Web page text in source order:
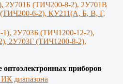
2У701Б (ТИЧ200-8-2), 2У701В
6-2), КУ211(А, Б, В, Г,
2У703Б (ТИЧ1200-12-2),
2У703Г (ТИЧ1200-8-2),
приборов
диапазона